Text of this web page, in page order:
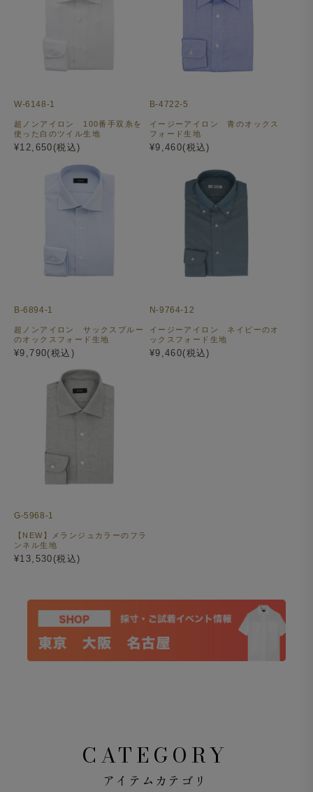
W-6148-1
超ノンアイロン 100番手双糸を
使った白のツイル生地
¥12,650(税込)
B-4722-5
イージーアイロン 青のオックス
フォード生地
¥9,460(税込)
B-6894-1
超ノンアイロン サックスブルー
のオックスフォード生地
¥9,790(税込)
N-9764-12
イージーアイロン ネイビーのオ
ックスフォード生地
¥9,460(税込)
G-5968-1
【NEW】メランジュカラーのフラ
ンネル生地
¥13,530(税込)
CATEGORY
アイテムカテゴリ